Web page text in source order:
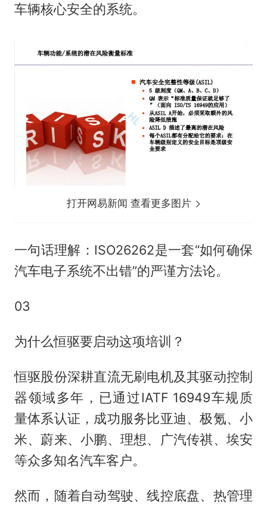
车辆核心安全的系统。
打开网易新闻 查看更多图片
一句话理解：ISO26262是一套“如何确保
汽车电子系统不出错”的严谨方法论。
03
为什么恒驱要启动这项培训？
恒驱股份深耕直流无刷电机及其驱动控制
器领域多年，已通过IATF 16949车规质
量体系认证，成功服务比亚迪、极氪、小
米、蔚来、小鹏、理想、广汽传祺、埃安
等众多知名汽车客户。
然而，随着自动驾驶、线控底盘、热管理